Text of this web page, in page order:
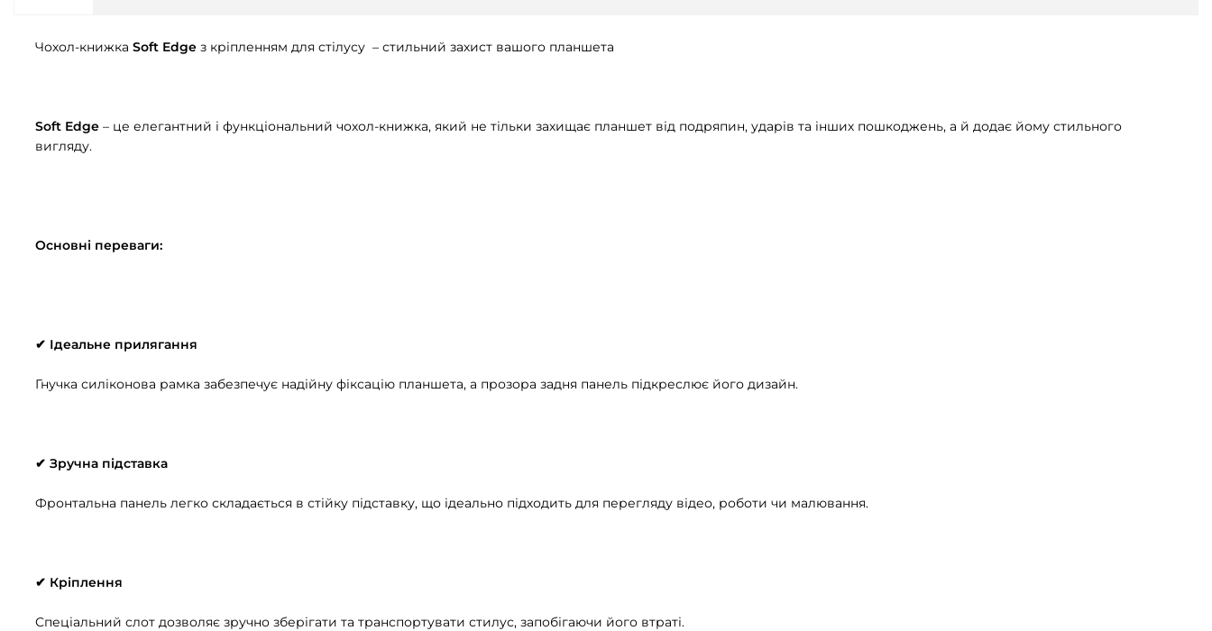
Чохол-книжка Soft Edge з кріпленням для стілусу – стильний захист вашого планшета
Soft Edge – це елегантний і функціональний чохол-книжка, який не тільки захищає планшет від подряпин, ударів та інших пошкоджень, а й додає йому стильного
вигляду.
Основні переваги:
✔ Ідеальне прилягання
Гнучка силіконова рамка забезпечує надійну фіксацію планшета, а прозора задня панель підкреслює його дизайн.
✔ Зручна підставка
Фронтальна панель легко складається в стійку підставку, що ідеально підходить для перегляду відео, роботи чи малювання.
✔ Кріплення
Спеціальний слот дозволяє зручно зберігати та транспортувати стилус, запобігаючи його втраті.